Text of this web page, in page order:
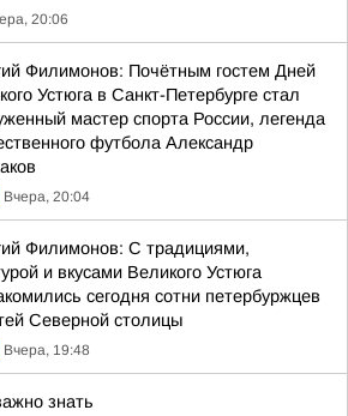
20:06
Филимонов: Почётным гостем Дней
Устюга в Санкт-Петербурге стал
мастер спорта России, легенда
футбола Александр
Вчера, 20:04
Филимонов: С традициями,
и вкусами Великого Устюга
сегодня сотни петербуржцев
Северной столицы
Вчера, 19:48
знать